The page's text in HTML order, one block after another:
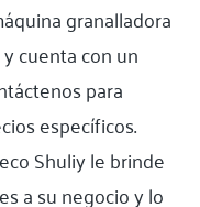
granalladora
cuenta con un
para
específicos.
Shuliy le brinde
a su negocio y lo